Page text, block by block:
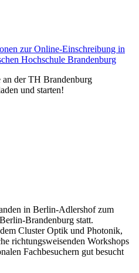
der TH Brandenburg
und starten!
in Berlin-Adlershof zum
Brandenburg statt.
Cluster Optik und Photonik,
richtungsweisenden Workshops
Fachbesuchern gut besucht